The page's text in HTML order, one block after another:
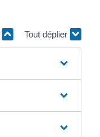
Tout déplier